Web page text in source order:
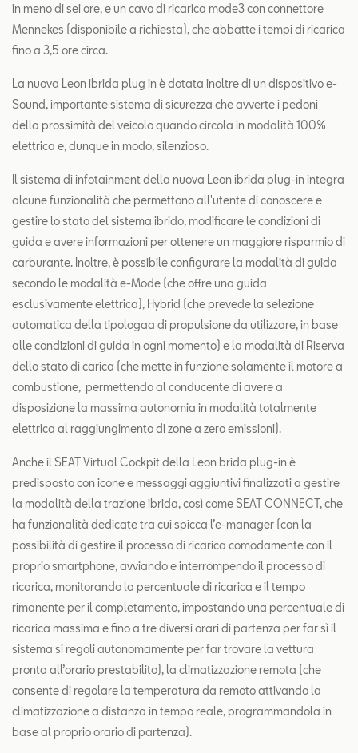
in meno di sei ore, e un cavo di ricarica mode3 con connettore
Mennekes (disponibile a richiesta), che abbatte i tempi di ricarica
fino a 3,5 ore circa.
La nuova Leon ibrida plug in è dotata inoltre di un dispositivo e-
Sound, importante sistema di sicurezza che avverte i pedoni
della prossimità del veicolo quando circola in modalità 100%
elettrica e, dunque in modo, silenzioso.
Il sistema di infotainment della nuova Leon ibrida plug-in integra
alcune funzionalità che permettono all'utente di conoscere e
gestire lo stato del sistema ibrido, modificare le condizioni di
guida e avere informazioni per ottenere un maggiore risparmio di
carburante. Inoltre, è possibile configurare la modalità di guida
secondo le modalità e-Mode (che offre una guida
esclusivamente elettrica), Hybrid (che prevede la selezione
automatica della tipologaa di propulsione da utilizzare, in base
alle condizioni di guida in ogni momento) e la modalità di Riserva
dello stato di carica (che mette in funzione solamente il motore a
combustione, permettendo al conducente di avere a
disposizione la massima autonomia in modalità totalmente
elettrica al raggiungimento di zone a zero emissioni).
Anche il SEAT Virtual Cockpit della Leon brida plug-in è
predisposto con icone e messaggi aggiuntivi finalizzati a gestire
la modalità della trazione ibrida, così come SEAT CONNECT, che
ha funzionalità dedicate tra cui spicca l’e-manager (con la
possibilità di gestire il processo di ricarica comodamente con il
proprio smartphone, avviando e interrompendo il processo di
ricarica, monitorando la percentuale di ricarica e il tempo
rimanente per il completamento, impostando una percentuale di
ricarica massima e fino a tre diversi orari di partenza per far sì il
sistema si regoli autonomamente per far trovare la vettura
pronta all’orario prestabilito), la climatizzazione remota (che
consente di regolare la temperatura da remoto attivando la
climatizzazione a distanza in tempo reale, programmandola in
base al proprio orario di partenza).